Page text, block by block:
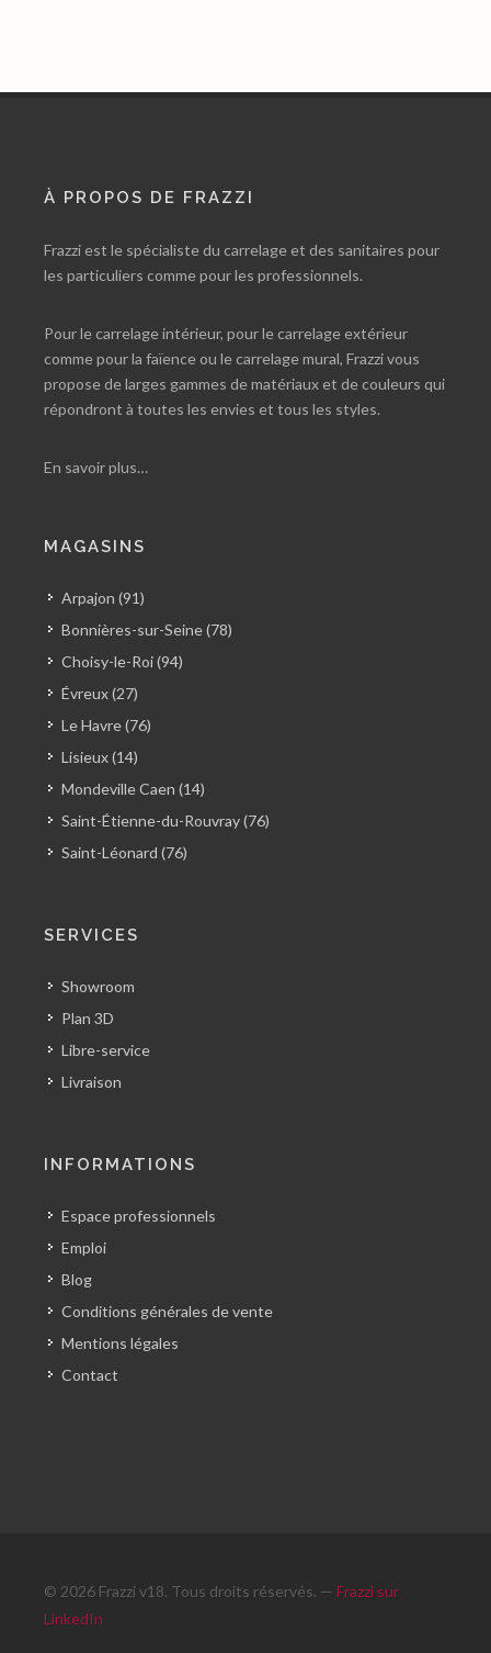
À PROPOS DE FRAZZI
Frazzi est le spécialiste du carrelage et des sanitaires pour
les particuliers comme pour les professionnels.
Pour le carrelage intérieur, pour le carrelage extérieur
comme pour la faïence ou le carrelage mural, Frazzi vous
propose de larges gammes de matériaux et de couleurs qui
répondront à toutes les envies et tous les styles.
En savoir plus…
MAGASINS
Arpajon (91)
Bonnières-sur-Seine (78)
Choisy-le-Roi (94)
Évreux (27)
Le Havre (76)
Lisieux (14)
Mondeville Caen (14)
Saint-Étienne-du-Rouvray (76)
Saint-Léonard (76)
SERVICES
Showroom
Plan 3D
Libre-service
Livraison
INFORMATIONS
Espace professionnels
Emploi
Blog
Conditions générales de vente
Mentions légales
Contact
© 2026 Frazzi v18. Tous droits réservés. — Frazzi sur
LinkedIn